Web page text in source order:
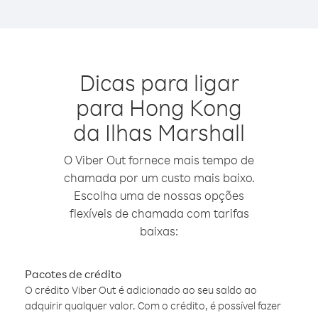
Dicas para ligar
para Hong Kong
da Ilhas Marshall
O Viber Out fornece mais tempo de
chamada por um custo mais baixo.
Escolha uma de nossas opções
flexíveis de chamada com tarifas
baixas:
Pacotes de crédito
O crédito Viber Out é adicionado ao seu saldo ao
adquirir qualquer valor. Com o crédito, é possível fazer